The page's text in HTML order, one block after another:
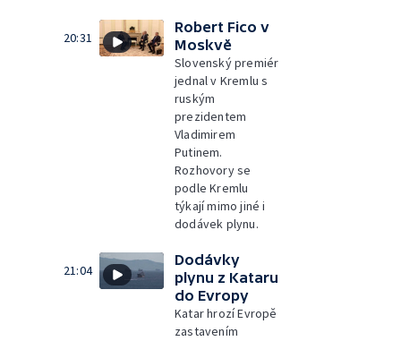
20:31
Robert Fico v
Moskvě
Slovenský premiér
jednal v Kremlu s
ruským
prezidentem
Vladimirem
Putinem.
Rozhovory se
podle Kremlu
týkají mimo jiné i
dodávek plynu.
21:04
Dodávky
plynu z Kataru
do Evropy
Katar hrozí Evropě
zastavením